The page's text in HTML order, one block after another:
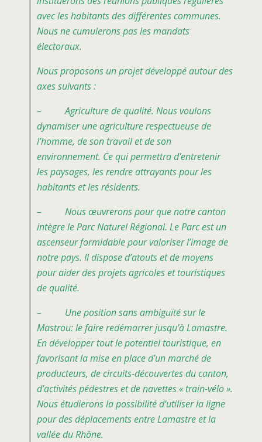
avec les habitants des différentes communes.
Nous ne cumulerons pas les mandats
électoraux.
Nous proposons un projet développé autour des
axes suivants :
– Agriculture de qualité. Nous voulons
dynamiser une agriculture respectueuse de
l’homme, de son travail et de son
environnement. Ce qui permettra d’entretenir
les paysages, les rendre attrayants pour les
habitants et les résidents.
– Nous œuvrerons pour que notre canton
intègre le Parc Naturel Régional. Le Parc est un
ascenseur formidable pour valoriser l’image de
notre pays. Il dispose d’atouts et de moyens
pour aider des projets agricoles et touristiques
de qualité.
– Une position sans ambiguïté sur le
Mastrou: le faire redémarrer jusqu’à Lamastre.
En développer tout le potentiel touristique, en
favorisant la mise en place d’un marché de
producteurs, de circuits-découvertes du canton,
d’activités pédestres et de navettes « train-vélo ».
Nous étudierons la possibilité d’utiliser la ligne
pour des déplacements entre Lamastre et la
vallée du Rhône.